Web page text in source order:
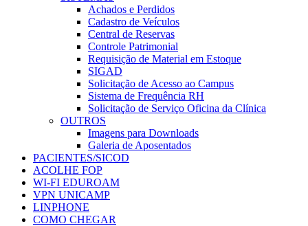
Achados e Perdidos
Cadastro de Veículos
Central de Reservas
Controle Patrimonial
Requisição de Material em Estoque
SIGAD
Solicitação de Acesso ao Campus
Sistema de Frequência RH
Solicitação de Serviço Oficina da Clínica
OUTROS
Imagens para Downloads
Galeria de Aposentados
PACIENTES/SICOD
ACOLHE FOP
WI-FI EDUROAM
VPN UNICAMP
LINPHONE
COMO CHEGAR